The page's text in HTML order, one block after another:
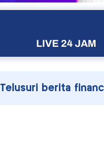
LIVE 24 JAM
Telusuri berita